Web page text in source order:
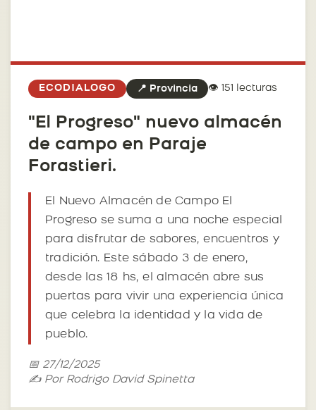
ECODIALOGO 📍 Provincia 👁️ 151 lecturas
"El Progreso" nuevo almacén
de campo en Paraje
Forastieri.
El Nuevo Almacén de Campo El
Progreso se suma a una noche especial
para disfrutar de sabores, encuentros y
tradición. Este sábado 3 de enero,
desde las 18 hs, el almacén abre sus
puertas para vivir una experiencia única
que celebra la identidad y la vida de
pueblo.
📅 27/12/2025
✍️ Por Rodrigo David Spinetta